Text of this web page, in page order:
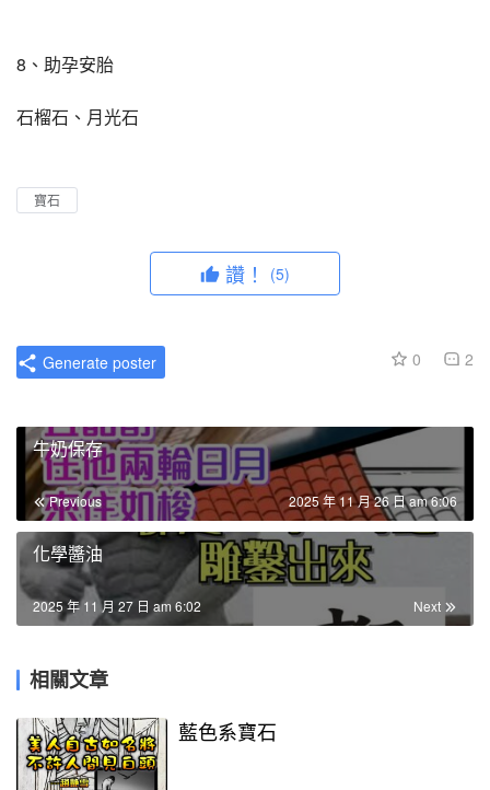
8、助孕安胎
石榴石、月光石
寶石
讚！ (5)
0 2
Generate poster
牛奶保存
Previous 2025 年 11 月 26 日 am 6:06
化學醬油
Next
2025 年 11 月 27 日 am 6:02
相關文章
藍色系寶石